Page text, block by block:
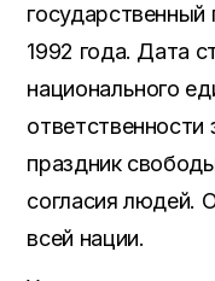
1992 года. Дата
национального
праздник
согласия людей.
всей нации.